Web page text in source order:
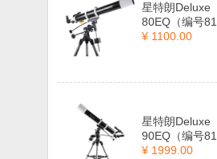
星特朗Deluxe
80EQ（编号81
¥ 1100.00
星特朗Deluxe
90EQ（编号81
¥ 1999.00